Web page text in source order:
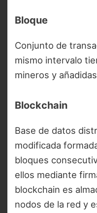
Bloque
Conjunto de
mismo intervalo
mineros y
Blockchain
Base de datos
modificada
bloques
ellos mediante
blockchain es
nodos de la red y